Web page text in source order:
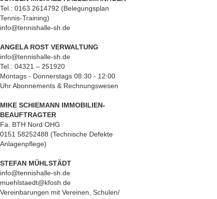
Tel.: 0163 2614792 (Belegungsplan
Tennis-Training)
info@tennishalle-sh.de
ANGELA ROST VERWALTUNG
info@tennishalle-sh.de
Tel.: 04321 – 251920
Montags - Donnerstags 08:30 - 12:00
Uhr Abonnements & Rechnungswesen
MIKE SCHIEMANN IMMOBILIEN-
BEAUFTRAGTER
Fa. BTH Nord OHG
0151 58252488 (Technische Defekte
Anlagenpflege)
STEFAN MÜHLSTÄDT
info@tennishalle-sh.de
muehlstaedt@kfosh.de
Vereinbarungen mit Vereinen, Schulen/